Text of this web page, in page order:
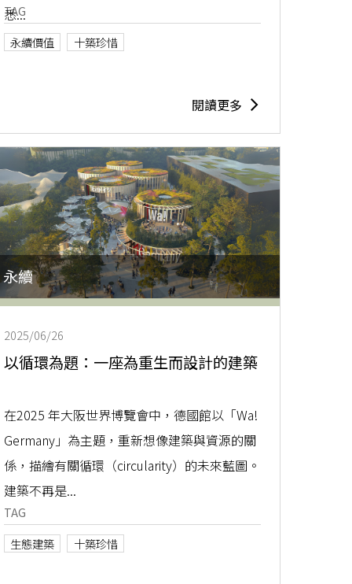
悉...
TAG
永續價值
十築珍惜
閱讀更多
永續
2025/06/26
以循環為題：一座為重生而設計的建築
在2025 年大阪世界博覽會中，德國館以「Wa!
Germany」為主題，重新想像建築與資源的關
係，描繪有關循環（circularity）的未來藍圖。
建築不再是...
TAG
生態建築
十築珍惜